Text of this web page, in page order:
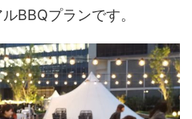
BBQプランです。